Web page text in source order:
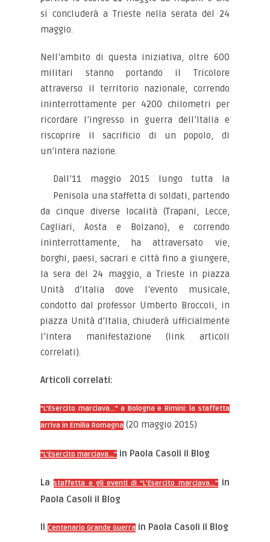
si concluderà a Trieste nella serata del 24
maggio.
Nell’ambito di questa iniziativa, oltre 600
militari stanno portando il Tricolore
attraverso il territorio nazionale, correndo
ininterrottamente per 4200 chilometri per
ricordare l’ingresso in guerra dell’Italia e
riscoprire il sacrificio di un popolo, di
un’intera nazione.
Dall’11 maggio 2015 lungo tutta la
Penisola una staffetta di soldati, partendo
da cinque diverse località (Trapani, Lecce,
Cagliari, Aosta e Bolzano), e correndo
ininterrottamente, ha attraversato vie,
borghi, paesi, sacrari e città fino a giungere,
la sera del 24 maggio, a Trieste in piazza
Unità d’Italia dove l’evento musicale,
condotto dal professor Umberto Broccoli, in
piazza Unità d’Italia, chiuderà ufficialmente
l’intera manifestazione (link articoli
correlati).
Articoli correlati:
“L’Esercito marciava…” a Bologna e Rimini: la staffetta
arriva in Emilia Romagna (20 maggio 2015)
“L’Esercito marciava…” in Paola Casoli il Blog
Lastaffetta e gli eventi di “L’Esercito marciava…”in
Paola Casoli il Blog
IlCentenario Grande Guerra in Paola Casoli il Blog